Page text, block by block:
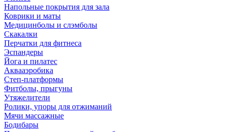
Напольные покрытия для зала
Коврики и маты
Медицинболы и слэмболы
Скакалки
Перчатки для фитнеса
Эспандеры
Йога и пилатес
Аквааэробика
Степ-платформы
Фитболы, прыгуны
Утяжелители
Ролики, упоры для отжиманий
Мячи массажные
Бодибары